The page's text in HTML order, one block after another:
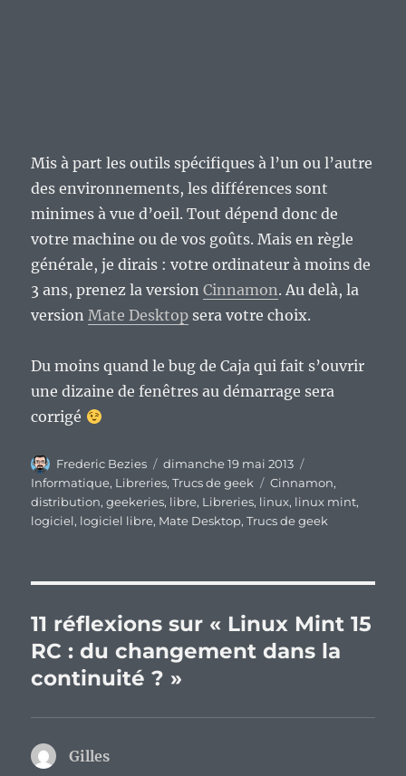
Mis à part les outils spécifiques à l’un ou l’autre
des environnements, les différences sont
minimes à vue d’oeil. Tout dépend donc de
votre machine ou de vos goûts. Mais en règle
générale, je dirais : votre ordinateur à moins de
3 ans, prenez la versionCinnamon. Au delà, la
versionMate Desktop sera votre choix.
Du moins quand le bug de Caja qui fait s’ouvrir
une dizaine de fenêtres au démarrage sera
corrigé
Auteur
Frederic Bezies
Publié
le
dimanche 19 mai 2013
Informatique, Libreries,Trucs de geek Étiquettes
Cinnamon,
distribution,geekeries, libre, Libreries, linux, linux mint,
logiciel, logiciel libre, Mate Desktop,Trucs de geek
11 réflexions sur « Linux Mint 15
RC : du changement dans la
continuité ? »
Gilles